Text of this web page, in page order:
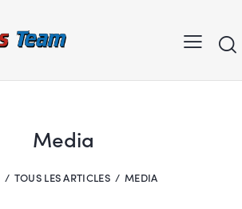
Media
TOUS LES ARTICLES MEDIA